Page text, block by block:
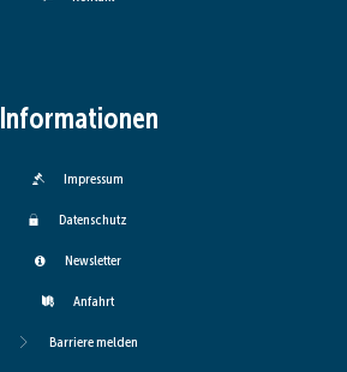
Informationen
Impressum
Datenschutz
Newsletter
Anfahrt
Barriere melden